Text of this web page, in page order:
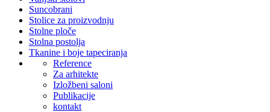
Suncobrani
Stolice za proizvodnju
Stolne ploče
Stolna postolja
Tkanine i boje tapeciranja
Reference
Za arhitekte
Izložbeni saloni
Publikacije
kontakt